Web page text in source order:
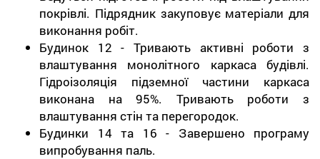
покрівлі. Підрядник закуповує матеріали для
виконання робіт.
Будинок 12 - Тривають активні роботи з
влаштування монолітного каркаса будівлі.
Гідроізоляція підземної частини каркаса
виконана на 95%. Тривають роботи з
влаштування стін та перегородок.
Будинки 14 та 16 - Завершено програму
випробування паль.